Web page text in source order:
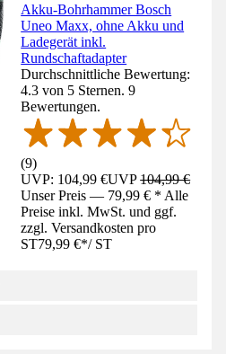
Akku-Bohrhammer Bosch
Uneo Maxx, ohne Akku und
Ladegerät inkl.
Rundschaftadapter
Durchschnittliche Bewertung:
4.3 von 5 Sternen. 9
Bewertungen.
(9)
UVP: 104,99 €UVP104,99 €
Unser Preis — 79,99 € * Alle
Preise inkl. MwSt. und ggf.
zzgl. Versandkosten pro
ST79,99 €*/ ST